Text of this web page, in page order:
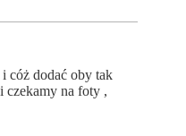
cóż dodać oby tak
czekamy na foty ,